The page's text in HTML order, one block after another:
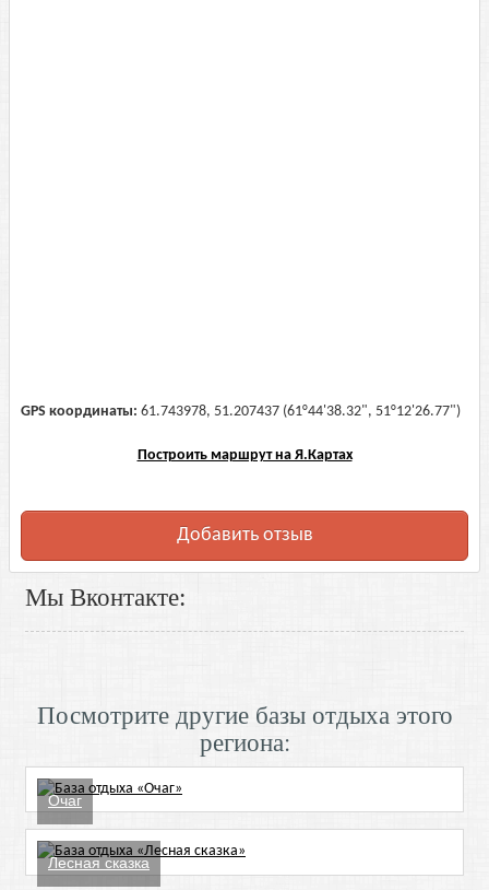
GPS координаты: 61.743978, 51.207437 (61°44'38.32", 51°12'26.77")
Построить маршрут на Я.Картах
Добавить отзыв
Мы Вконтакте:
Посмотрите другие базы отдыха этого
региона:
Очаг
Лесная сказка